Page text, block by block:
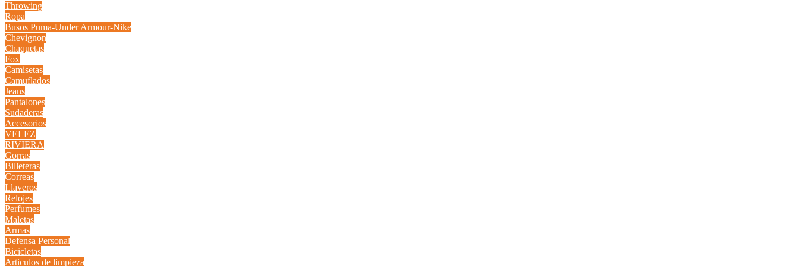
Throwing
Ropa
Busos Puma-Under Armour-Nike
Chevignon
Chaquetas
Fox
Camisetas
Camuflados
Jeans
Pantalones
Sudaderas
Accesorios
VELEZ
RIVIERA
Gorras
Billeteras
Correas
Llaveros
Relojes
Perfumes
Maletas
Armas
Defensa Personal
Bicicletas
Articulos de limpieza